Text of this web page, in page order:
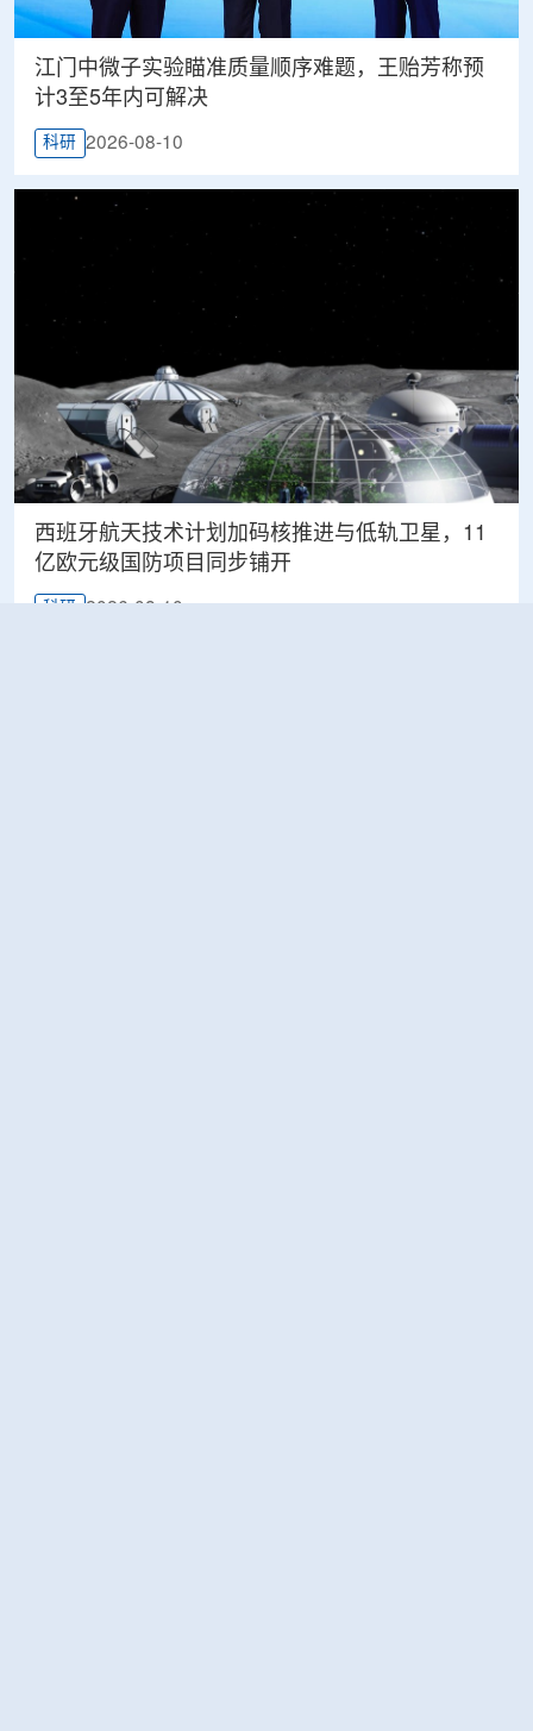
江门中微子实验瞄准质量顺序难题，王贻芳称预
计3至5年内可解决
科研 2026-08-10
西班牙航天技术计划加码核推进与低轨卫星，11
亿欧元级国防项目同步铺开
科研 2026-08-10